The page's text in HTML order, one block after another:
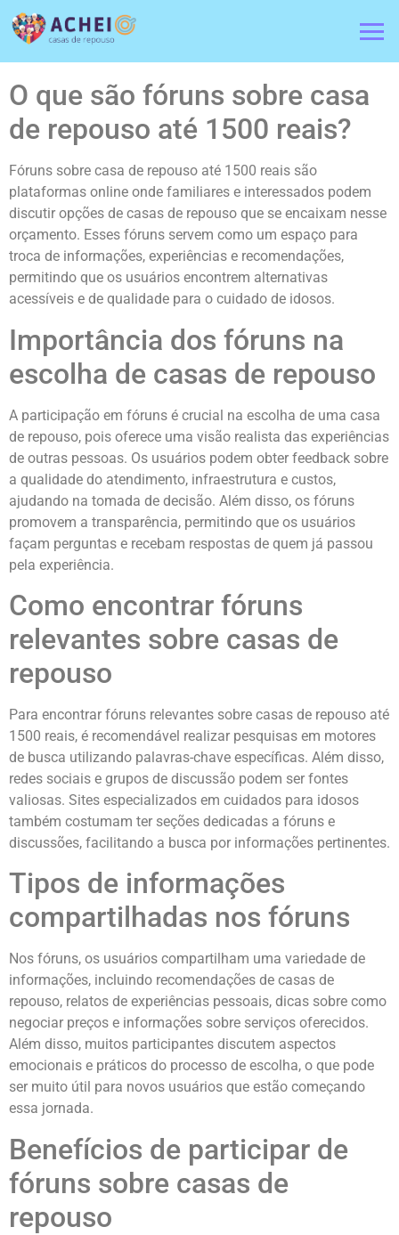
O que são fóruns sobre casa
de repouso até 1500 reais?
Fóruns sobre casa de repouso até 1500 reais são
plataformas online onde familiares e interessados podem
discutir opções de casas de repouso que se encaixam nesse
orçamento. Esses fóruns servem como um espaço para
troca de informações, experiências e recomendações,
permitindo que os usuários encontrem alternativas
acessíveis e de qualidade para o cuidado de idosos.
Importância dos fóruns na
escolha de casas de repouso
A participação em fóruns é crucial na escolha de uma casa
de repouso, pois oferece uma visão realista das experiências
de outras pessoas. Os usuários podem obter feedback sobre
a qualidade do atendimento, infraestrutura e custos,
ajudando na tomada de decisão. Além disso, os fóruns
promovem a transparência, permitindo que os usuários
façam perguntas e recebam respostas de quem já passou
pela experiência.
Como encontrar fóruns
relevantes sobre casas de
repouso
Para encontrar fóruns relevantes sobre casas de repouso até
1500 reais, é recomendável realizar pesquisas em motores
de busca utilizando palavras-chave específicas. Além disso,
redes sociais e grupos de discussão podem ser fontes
valiosas. Sites especializados em cuidados para idosos
também costumam ter seções dedicadas a fóruns e
discussões, facilitando a busca por informações pertinentes.
Tipos de informações
compartilhadas nos fóruns
Nos fóruns, os usuários compartilham uma variedade de
informações, incluindo recomendações de casas de
repouso, relatos de experiências pessoais, dicas sobre como
negociar preços e informações sobre serviços oferecidos.
Além disso, muitos participantes discutem aspectos
emocionais e práticos do processo de escolha, o que pode
ser muito útil para novos usuários que estão começando
essa jornada.
Benefícios de participar de
fóruns sobre casas de
repouso